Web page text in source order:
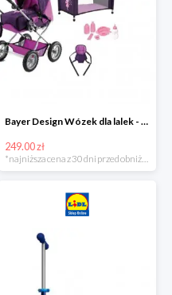
Bayer Design Wózek dla lalek - megazestaw
249.00 zł
*najniższa cena z 30 dni przed obniżką